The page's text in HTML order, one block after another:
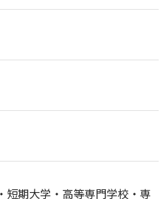
短期大学・高等専門学校・専